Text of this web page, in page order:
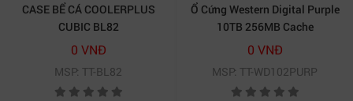
CASE BỂ CÁ COOLERPLUS
CUBIC BL82
0 VNĐ
MSP: TT-BL82
Ổ Cứng Western Digital Purple
10TB 256MB Cache
WD102PURP
0 VNĐ
MSP: TT-WD102PURP